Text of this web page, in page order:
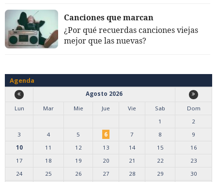
Canciones que marcan
¿Por qué recuerdas canciones viejas
mejor que las nuevas?
Agenda
Agosto 2026
Lun
Mar Mie Jue Vie Sab
Dom
1
2
3
4 5 6 7 8
9
10
11 12 13 14 15
16
17
18 19 20 21 22
23
24
25 26 27 28 29
30